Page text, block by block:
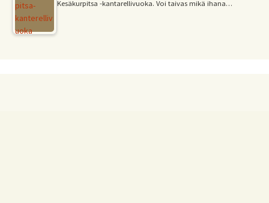
Kesäkurpitsa -kantarellivuoka. Voi taivas mikä ihana…